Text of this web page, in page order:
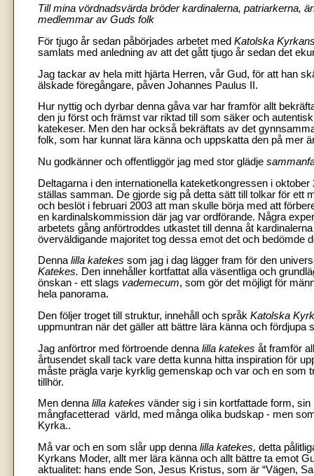
Till mina vördnadsvärda bröder kardinalerna, patriarkerna,
medlemmar av Guds folk
För tjugo år sedan påbörjades arbetet med Katolska
samlats med anledning av att det gått tjugo år sedan det
Jag tackar av hela mitt hjärta Herren, vår Gud, för att han
älskade föregångare, påven Johannes Paulus II.
Hur nyttig och dyrbar denna gåva var har framför allt
den ju först och främst var riktad till som säker och
katekeser. Men den har också bekräftats av det
folk, som har kunnat lära känna och uppskatta den på mer
Nu godkänner och offentliggör jag med stor glädje
Deltagarna i den internationella kateketkongressen i
ställas samman. De gjorde sig på detta sätt till tolkar för ett
och beslöt i februari 2003 att man skulle börja med att
en kardinalskommission där jag var ordförande. Några
arbetets gång anförtroddes utkastet till denna åt
överväldigande majoritet tog dessa emot det och bedömde
Dennalilla katekes som jag i dag lägger fram för den
Katekes. Den innehåller kortfattat alla väsentliga och
önskan - ett slags vademecum, som gör det möjligt för
hela panorama.
Den följer troget till struktur, innehåll och språk Katolska
uppmuntran när det gäller att bättre lära känna och fördjupa
Jag anförtror med förtroende denna lilla katekes åt framför
årtusendet skall tack vare detta kunna hitta inspiration för
måste prägla varje kyrklig gemenskap och var och en som
tillhör.
Men denna lilla katekes vänder sig i sin kortfattade form,
mångfacetterad värld, med många olika budskap - men
Kyrka..
Må var och en som slår upp denna lilla katekes, detta
Kyrkans Moder, allt mer lära känna och allt bättre ta emot
aktualitet: hans ende Son, Jesus Kristus, som är “Vägen,